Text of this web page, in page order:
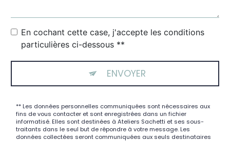
En cochant cette case, j'accepte les conditions
particulières ci-dessous **
ENVOYER
** Les données personnelles communiquées sont nécessaires aux
fins de vous contacter et sont enregistrées dans un fichier
informatisé. Elles sont destinées à Ateliers Sachetti et ses sous-
traitants dans le seul but de répondre à votre message. Les
données collectées seront communiquées aux seuls destinataires